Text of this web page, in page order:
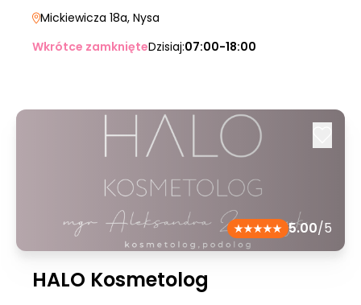
Mickiewicza 18a, Nysa
Wkrótce zamknięteDzisiaj:07:00-18:00
5.00/5
HALO Kosmetolog